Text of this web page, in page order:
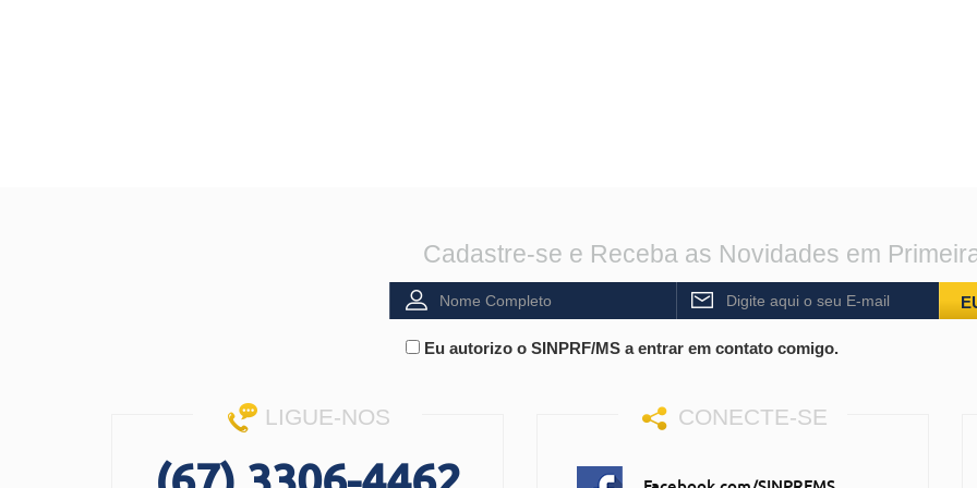
Cadastre-se e Receba as Novidades em
Eu autorizo o SINPRF/MS a entrar em contato comigo.
LIGUE-NOS CONECTE-SE